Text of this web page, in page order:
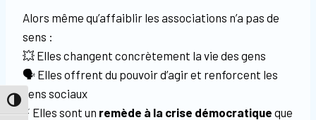
Passer en contraste élevé
Alors même qu’affaiblir les associations n’a pas de
sens :
💥 Elles changent concrètement la vie des gens
🗣️ Elles offrent du pouvoir d’agir et renforcent les
liens sociaux
⚡ Elles sont un remède à la crise démocratique que